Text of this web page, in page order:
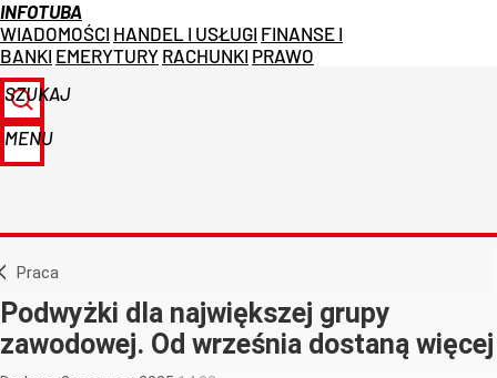
INFOTUBA
WIADOMOŚCI HANDEL I USŁUGI FINANSE I
BANKI EMERYTURY RACHUNKI PRAWO
SZUKAJ
MENU
Praca
Podwyżki dla największej grupy
zawodowej. Od września dostaną więcej